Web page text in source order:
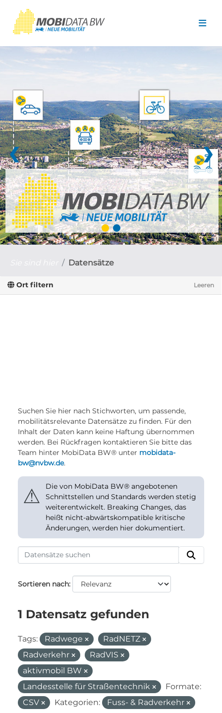
❮ ❯
Datensätze
Ort filtern Leeren
Suchen Sie hier nach Stichworten, um passende,
mobilitätsrelevante Datensätze zu finden. Für den
Inhalt der Daten kann keine Haftung übernommen
werden. Bei Rückfragen kontaktieren Sie bitte das
Team hinter MobiData BW® unter mobidata-
bw@nvbw.de.
⚠
Die von MobiData BW® angebotenen
Schnittstellen und Standards werden stetig
weiterentwickelt. Breaking Changes, das
heißt nicht-abwärtskompatible kritische
Änderungen, werden hier dokumentiert.
Sortieren nach
1 Datensatz gefunden
Tags: Radwege
RadNETZ
Radverkehr
RadVIS
aktivmobil BW
Landesstelle für Straßentechnik
Formate:
CSV
Kategorien:
Fuss- & Radverkehr